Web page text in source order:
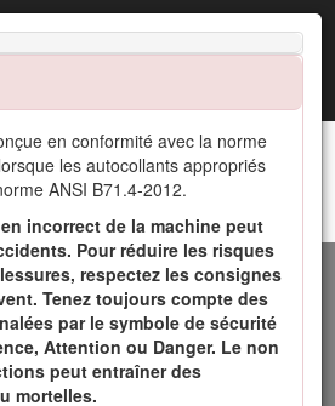
en conformité avec la norme
les autocollants appropriés
ANSI B71.4-2012.
incorrect de la machine peut
Pour réduire les risques
respectez les consignes
Tenez toujours compte des
par le symbole de sécurité
Attention ou Danger. Le non
peut entraîner des
mortelles.
Reelmaster® 5610-D
tondeuse autoportée à cylindre
professionnels employés à des
Elle est principalement conçue
régulièrement entretenues dans les
les terrains de sports et les